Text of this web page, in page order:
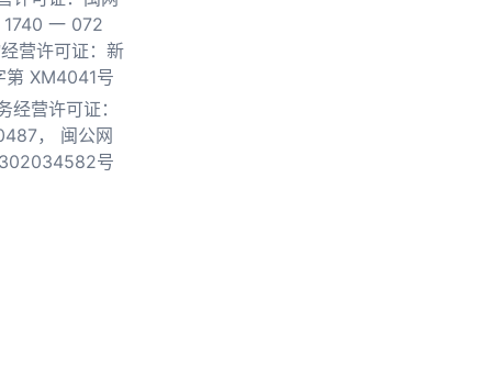
一 072
营许可证：新
第 XM4041号
经营许可证：
，
闽公网
号